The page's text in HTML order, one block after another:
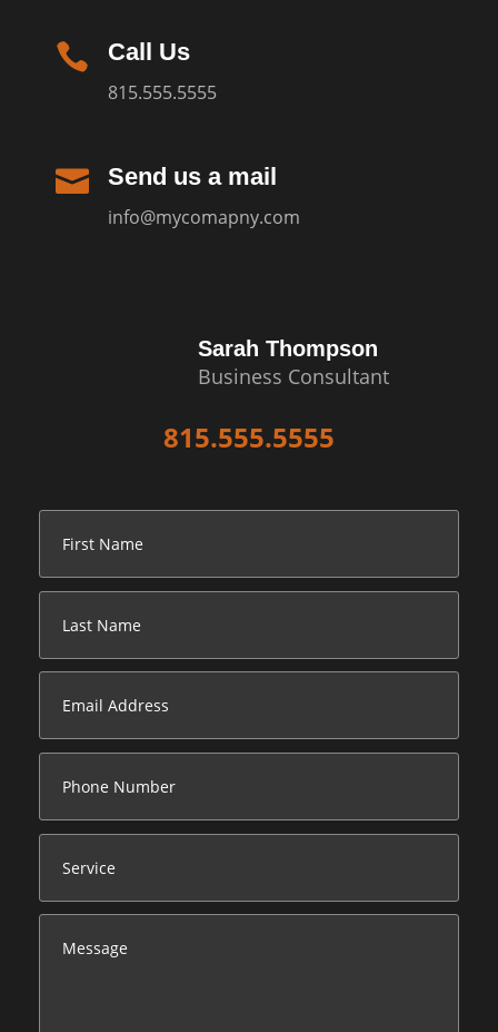
 Call Us
815.555.5555
 Send us a mail
info@mycomapny.com
Sarah Thompson
Business Consultant
815.555.5555